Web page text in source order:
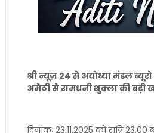
श्री न्यूज़ 24 से अयोध्या मंडल
अमेठी से रामधनी शुक्ला की बड़ी
दिनांकः 23.11.2025 को रात्रि